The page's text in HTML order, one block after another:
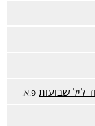
ליל שבועות פ.א.